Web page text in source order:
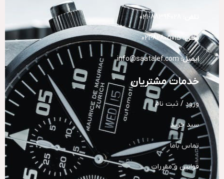
تلفن:82805015-021
ایمیل: info@saatalef.com
خدمات مشتریان
ورود / ثبت نام
سبد خرید
تماس باما
قوانین و مقررات